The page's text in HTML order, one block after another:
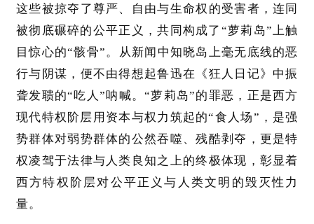
这些被掠夺了尊严、自由与生命权的受害者，连同
被彻底碾碎的公平正义，共同构成了“萝莉岛”上触
目惊心的“骸骨”。从新闻中知晓岛上毫无底线的恶
行与阴谋，便不由得想起鲁迅在《狂人日记》中振
聋发聩的“吃人”呐喊。“萝莉岛”的罪恶，正是西方
现代特权阶层用资本与权力筑起的“食人场”，是强
势群体对弱势群体的公然吞噬、残酷剥夺，更是特
权凌驾于法律与人类良知之上的终极体现，彰显着
西方特权阶层对公平正义与人类文明的毁灭性力
量。